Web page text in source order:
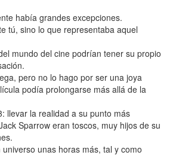
había grandes excepciones.
tú, sino lo que representaba aquel
mundo del cine podrían tener su propio
pero no lo hago por ser una joya
podía prolongarse más allá de la
llevar la realidad a su punto más
Sparrow eran toscos, muy hijos de su
unas horas más, tal y como